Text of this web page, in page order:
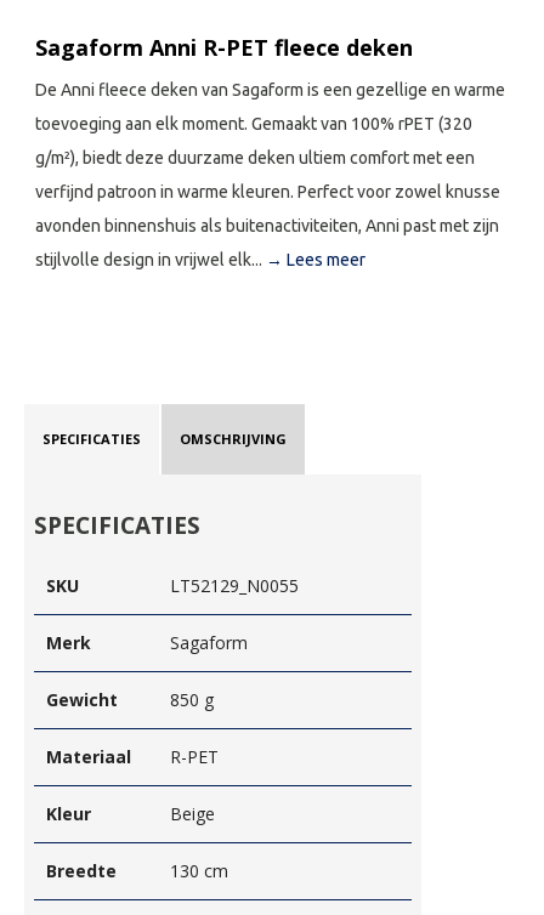
Sagaform Anni R-PET fleece deken
De Anni fleece deken van Sagaform is een gezellige en warme
toevoeging aan elk moment. Gemaakt van 100% rPET (320
g/m²), biedt deze duurzame deken ultiem comfort met een
verfijnd patroon in warme kleuren. Perfect voor zowel knusse
avonden binnenshuis als buitenactiviteiten, Anni past met zijn
stijlvolle design in vrijwel elk... → Lees meer
SPECIFICATIES OMSCHRIJVING
SPECIFICATIES
SKU LT52129_N0055
Merk Sagaform
Gewicht 850 g
Materiaal R-PET
Kleur Beige
Breedte 130 cm